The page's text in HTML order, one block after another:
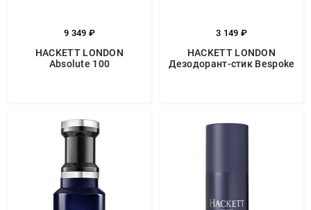
9 349 ₽
HACKETT LONDON
Absolute 100
3 149 ₽
HACKETT LONDON
Дезодорант-стик Bespoke